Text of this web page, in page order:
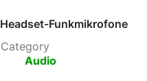
Headset-Funkmikrofone
Category
Audio